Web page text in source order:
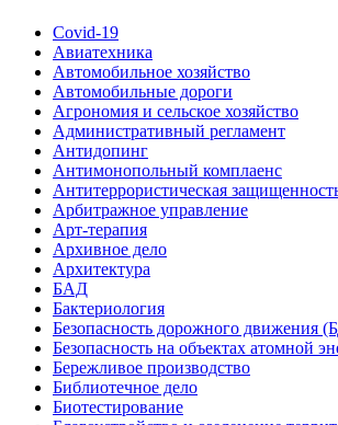
Covid-19
Авиатехника
Автомобильное хозяйство
Автомобильные дороги
Агрономия и сельское хозяйство
Административный регламент
Антидопинг
Антимонопольный комплаенс
Антитеррористическая
Арбитражное управление
Арт-терапия
Архивное дело
Архитектура
БАД
Бактериология
Безопасность дорожного движения
Безопасность на объектах атомной
Бережливое производство
Библиотечное дело
Биотестирование